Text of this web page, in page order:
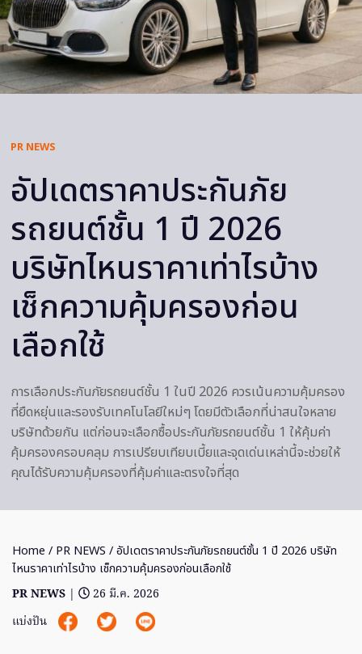
PR NEWS
อัปเดตราคาประกันภัย
รถยนต์ชั้น 1 ปี 2026
บริษัทไหนราคาเท่าไรบ้าง
เช็กความคุ้มครองก่อน
เลือกใช้
การเลือกประกันภัยรถยนต์ชั้น 1 ในปี 2026 ควรเน้นความคุ้มครอง
ที่ยืดหยุ่นและรองรับเทคโนโลยีใหม่ๆ โดยมีตัวเลือกที่น่าสนใจหลาย
บริษัทด้วยกัน แต่ก่อนจะเลือกซื้อประกันภัยรถยนต์ชั้น 1 ให้คุ้มค่า
คุ้มครองครอบคลุม การเปรียบเทียบเบี้ยและจุดเด่นเหล่านี้จะช่วยให้
คุณได้รับความคุ้มครองที่คุ้มค่าและตรงใจที่สุด
Home / PR NEWS / อัปเดตราคาประกันภัยรถยนต์ชั้น 1 ปี 2026 บริษัท
ไหนราคาเท่าไรบ้าง เช็กความคุ้มครองก่อนเลือกใช้
PR NEWS |
26 มี.ค. 2026
แบ่งปัน